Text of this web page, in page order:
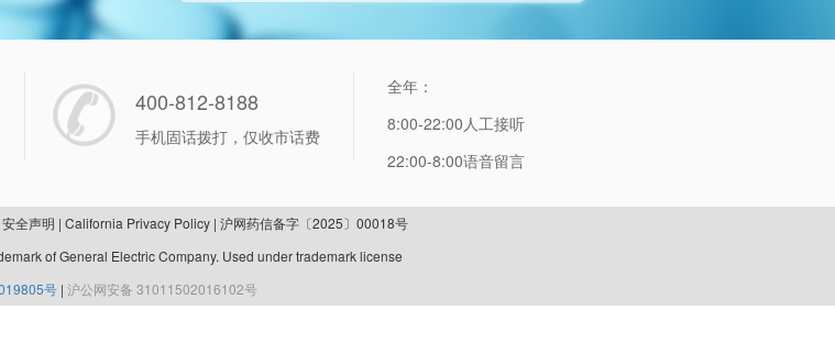
400-812-8188
手机固话拨打，仅收市话费
全年：
8:00-22:00人工接听
22:00-8:00语音留言
安全声明 | California Privacy Policy| 沪网药信备字〔2025〕00018号
of General Electric Company. Used under trademark license
号 | 沪公网安备 31011502016102号